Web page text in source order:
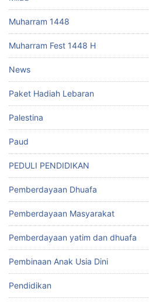
Muharram 1448
Muharram Fest 1448 H
News
Paket Hadiah Lebaran
Palestina
Paud
PEDULI PENDIDIKAN
Pemberdayaan Dhuafa
Pemberdayaan Masyarakat
Pemberdayaan yatim dan dhuafa
Pembinaan Anak Usia Dini
Pendidikan